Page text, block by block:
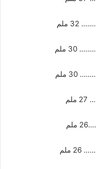
ملم
ملم
ملم